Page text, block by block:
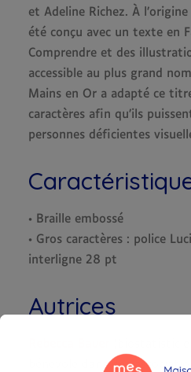
et Adeline Richez. À
été conçu avec un texte en
Comprendre et des
accessible au plus grand
Mains en Or a adapté ce
caractères afin qu’ils
personnes déficientes
• Braille embossé
• Gros caractères : police
interligne 28 pt
Autrices
bénévole dans des